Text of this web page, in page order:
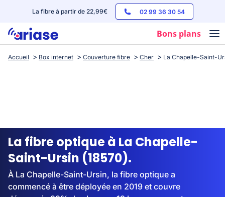
La fibre à partir de 22,99€ 02 99 36 30 54
Bons plans
Box internet
Streaming
Accueil Box internet Couverture fibre Cher La Chapelle-Saint-
La fibre optique à La Chapelle-
Saint-Ursin (18570).
À La Chapelle-Saint-Ursin, la fibre optique a
commencé à être déployée en 2019 et couvre